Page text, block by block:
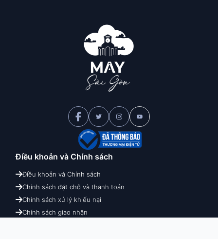
Điều khoản và Chính sách
Điều khoản và Chính sách
Chính sách đặt chỗ và thanh toán
Chính sách xử lý khiếu nại
Chính sách giao nhận